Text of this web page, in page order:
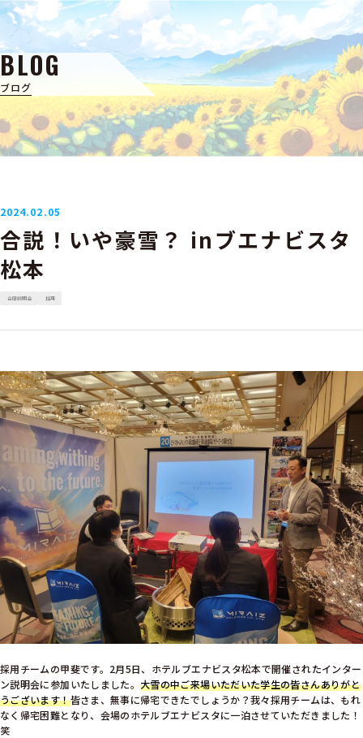
BLOG
ブログ
2024.02.05
合説！いや豪雪？ inブエナビスタ
松本
合同説明会 採用
採用チームの甲斐です。2月5日、ホテルブエナビスタ松本で開催されたインター
ン説明会に参加いたしました。大雪の中ご来場いただいた学生の皆さんありがと
うございます！皆さま、無事に帰宅できたでしょうか？我々採用チームは、もれ
なく帰宅困難となり、会場のホテルブエナビスタに一泊させていただきました！
笑